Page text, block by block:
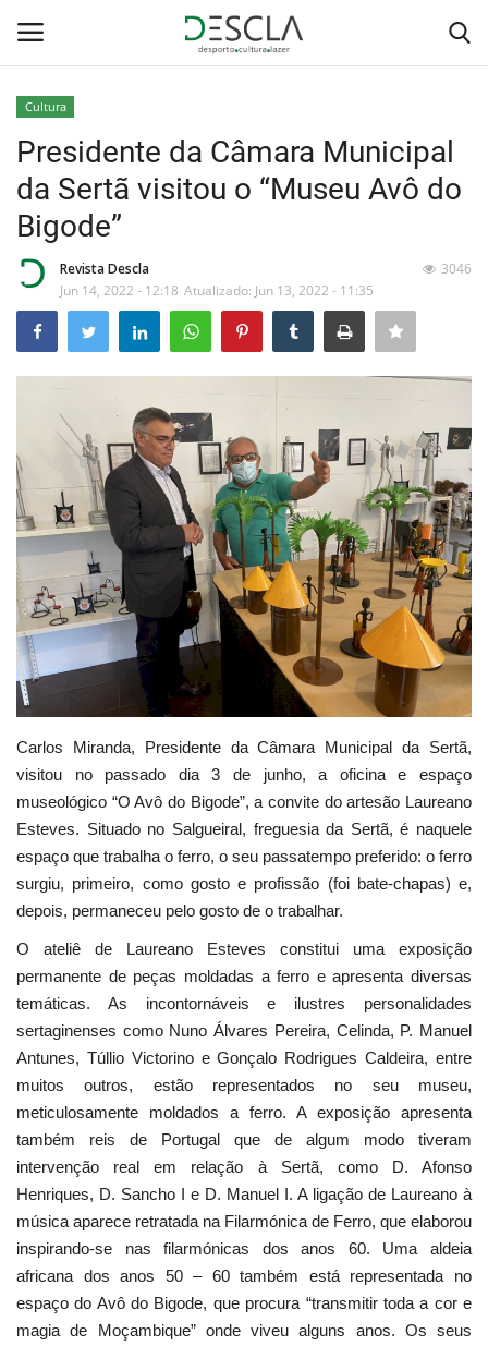
Home
...by Descla
Desporto
Sobre Nós
Educação
Estatuto Editorial
Saúde
Ficha técnica
Cultura
Lazer
Ambiente
Cultura
Presidente da Câmara Municipal
da Sertã visitou o “Museu Avô do
Bigode”
Revista Descla
Jun 14, 2022 - 12:18 Atualizado: Jun 13, 2022 - 11:35
3046
Carlos Miranda, Presidente da Câmara Municipal da Sertã,
visitou no passado dia 3 de junho, a oficina e espaço
museológico “O Avô do Bigode”, a convite do artesão Laureano
Esteves. Situado no Salgueiral, freguesia da Sertã, é naquele
espaço que trabalha o ferro, o seu passatempo preferido: o ferro
surgiu, primeiro, como gosto e profissão (foi bate-chapas) e,
depois, permaneceu pelo gosto de o trabalhar.
O ateliê de Laureano Esteves constitui uma exposição
permanente de peças moldadas a ferro e apresenta diversas
temáticas. As incontornáveis e ilustres personalidades
sertaginenses como Nuno Álvares Pereira, Celinda, P. Manuel
Antunes, Túllio Victorino e Gonçalo Rodrigues Caldeira, entre
muitos outros, estão representados no seu museu,
meticulosamente moldados a ferro. A exposição apresenta
também reis de Portugal que de algum modo tiveram
intervenção real em relação à Sertã, como D. Afonso
Henriques, D. Sancho I e D. Manuel I. A ligação de Laureano à
música aparece retratada na Filarmónica de Ferro, que elaborou
inspirando-se nas filarmónicas dos anos 60. Uma aldeia
africana dos anos 50 – 60 também está representada no
espaço do Avô do Bigode, que procura “transmitir toda a cor e
magia de Moçambique” onde viveu alguns anos. Os seus